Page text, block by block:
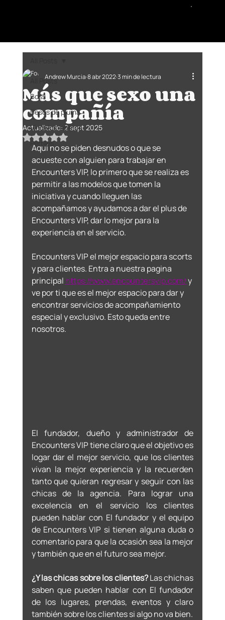
All Posts
Boss
Besos de pluma
Vínculos íntimos
Perfiles
Más que sexo una
compañía
Andrew Murcia 8 abr 20223 min de lectura
Actualizado: 2 sept 2025
Obtuvo NaN de 5 estrellas.
Aquí no se piden desnudos o que se
acueste con alguien para trabajar en
Encounters VIP, lo primero que se realiza es
permitir a las modelos que tomen la
iniciativa y cuando lleguen las
acompañamos y ayudamos a dar el plus de
Encounters VIP, dar lo mejor para la
experiencia en el servicio.
Encounters VIP el mejor espacio para scorts
y para clientes. Entra a nuestra pagina
principal https://www.encountersvip.com/ y
ve por ti que es el mejor espacio para dar y
encontrar servicios de acompañamiento
especial y exclusivo. Esto queda entre
nosotros.
El fundador, dueño y administrador de
Encounters VIP tiene claro que el objetivo es
logar dar el mejor servicio, que los clientes
vivan la mejor experiencia y la recuerden
tanto que quieran regresar y seguir con las
chicas de la agencia. Para lograr una
excelencia en el servicio los clientes
pueden hablar con El fundador y el equipo
de Encounters VIP si tienen alguna duda o
comentario para que la ocasión sea la mejor
y también que en el futuro sea mejor.
¿Y las chicas sobre los clientes? Las chichas
saben que pueden hablar con El fundador
de los lugares, prendas, eventos y claro